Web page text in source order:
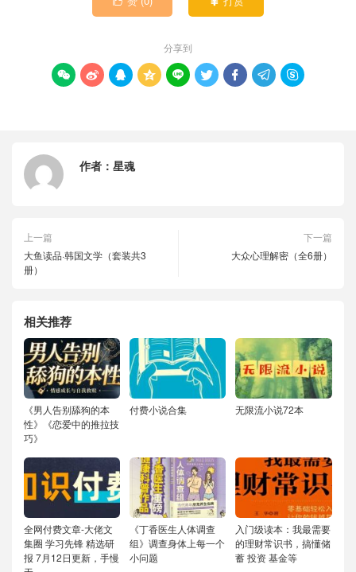
分享到
        
作者： 星魂
上一篇
大鱼读品·韩国文学（套装共3
册）
下一篇
大众心理解密（全6册）
相关推荐
《男人告别舔狗的本
性》《恋爱中的推拉技
巧》
付费小说合集 无限流小说72本
全网付费文章-大佬文
集圈 学习先锋 精选研
报 7月12日更新，手慢
《丁香医生人体调查
组》调查身体上每一个
小问题
入门级读本：我最需要
的理财常识书，搞懂储
蓄 投资 基金等